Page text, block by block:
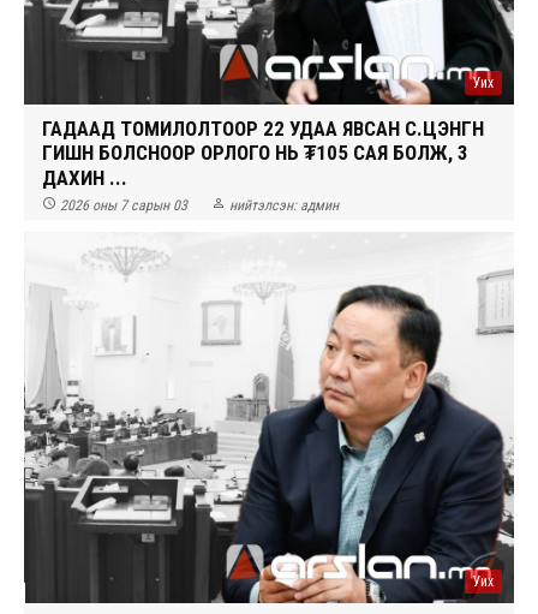
Уих
ГАДААД ТОМИЛОЛТООР 22 УДАА ЯВСАН С.ЦЭНГҮҮН
ГИШҮҮН БОЛСНООР ОРЛОГО НЬ ₮105 САЯ БОЛЖ, 3
ДАХИН ...
 2026 оны 7 сарын 03  нийтэлсэн: админ
Уих